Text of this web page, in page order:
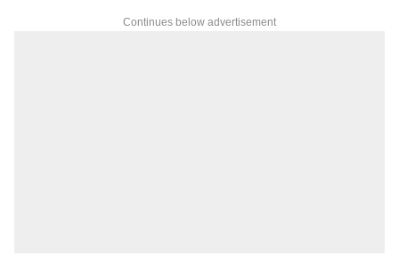
ఏబీపీ దేశంలో గత నాలుగేళ్ల నుంచి న్యూస్
Continues below advertisement